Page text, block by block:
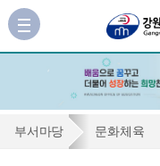
사
이
가
문부서마당 문화체육